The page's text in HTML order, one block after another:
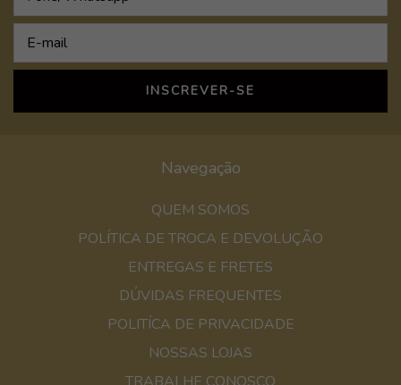
Navegação
QUEM SOMOS
POLÍTICA DE TROCA E DEVOLUÇÃO
ENTREGAS E FRETES
DÚVIDAS FREQUENTES
POLITÍCA DE PRIVACIDADE
NOSSAS LOJAS